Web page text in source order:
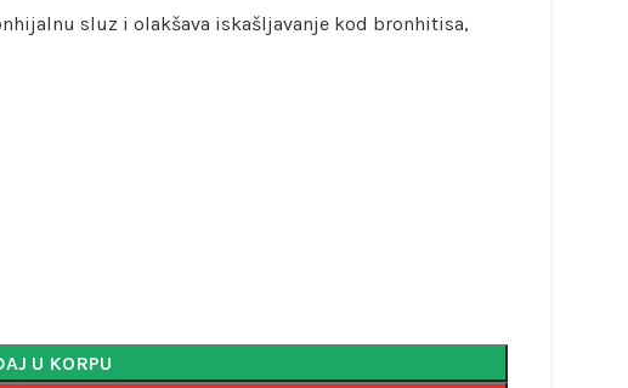
sluz i olakšava iskašljavanje kod bronhitisa,
U KORPU